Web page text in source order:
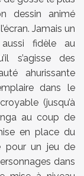
dessin animé
Jamais un
fidèle au
s’agisse des
ahurissante
dans le
(jusqu’à
au coup de
en place du
pour un jeu de
dans